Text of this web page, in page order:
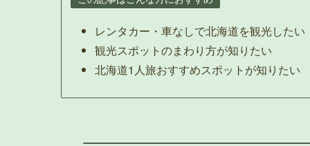
レンタカー・車なしで北海道を観光したい
観光スポットのまわり方が知りたい
北海道1人旅おすすめスポットが知りたい